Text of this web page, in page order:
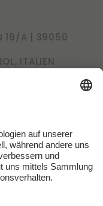
19/A | 39050
ITALIEN